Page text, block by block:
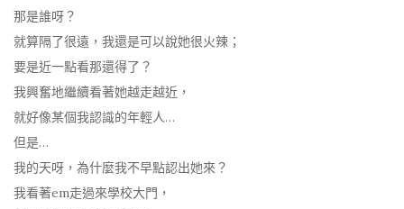
那是誰呀？
就算隔了很遠，我還是可以說她很火辣；
要是近一點看那還得了？
我興奮地繼續看著她越走越近，
就好像某個我認識的年輕人…
但是…
我的天呀，為什麼我不早點認出她來？
我看著em走過來學校大門，